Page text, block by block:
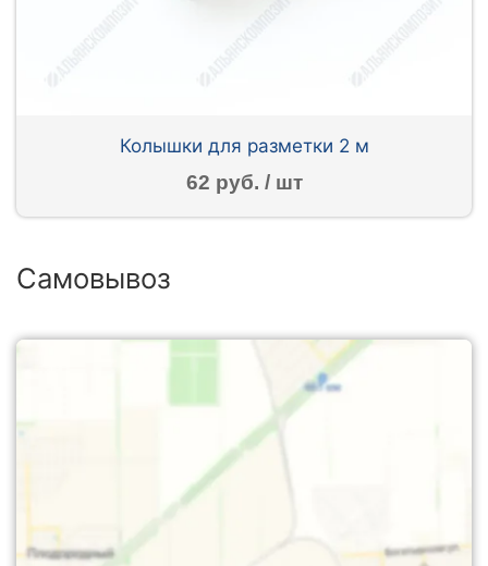
Колышки для разметки 2 м
62 руб. / шт
Самовывоз